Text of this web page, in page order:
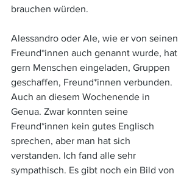
brauchen würden.
Alessandro oder Ale, wie er von seinen
Freund*innen auch genannt wurde, hat
gern Menschen eingeladen, Gruppen
geschaffen, Freund*innen verbunden.
Auch an diesem Wochenende in
Genua. Zwar konnten seine
Freund*innen kein gutes Englisch
sprechen, aber man hat sich
verstanden. Ich fand alle sehr
sympathisch. Es gibt noch ein Bild von